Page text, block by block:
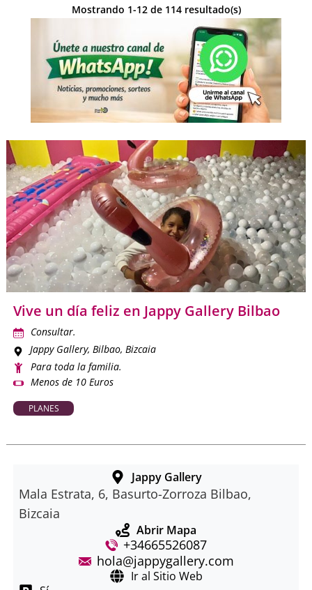
Mostrando 1-12de 114resultado(s)
Vive un día feliz en Jappy Gallery Bilbao
Consultar.
Jappy Gallery, Bilbao, Bizcaia
Para toda la familia.
Menos de 10 Euros
PLANES
Jappy Gallery
Mala Estrata, 6, Basurto-Zorroza Bilbao,
Bizcaia
Abrir Mapa
+34665526087
hola@jappygallery.com
Ir al Sitio Web